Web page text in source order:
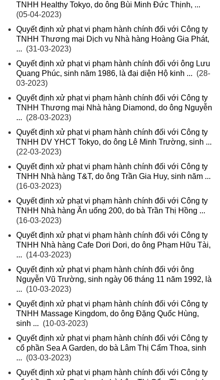
TNHH Healthy Tokyo, do ông Bùi Minh Đức Thịnh, ...
(05-04-2023)
Quyết định xử phạt vi phạm hành chính đối với Công ty
TNHH Thương mại Dịch vụ Nhà hàng Hoàng Gia Phát,
... (31-03-2023)
Quyết định xử phạt vi phạm hành chính đối với ông Lưu
Quang Phúc, sinh năm 1986, là đại diện Hộ kinh ... (28-
03-2023)
Quyết định xử phạt vi phạm hành chính đối với Công ty
TNHH Thương mại Nhà hàng Diamond, do ông Nguyễn
... (28-03-2023)
Quyết định xử phạt vi phạm hành chính đối với Công ty
TNHH DV YHCT Tokyo, do ông Lê Minh Trường, sinh ...
(22-03-2023)
Quyết định xử phạt vi phạm hành chính đối với Công ty
TNHH Nhà hàng T&T, do ông Trần Gia Huy, sinh năm ...
(16-03-2023)
Quyết định xử phạt vi phạm hành chính đối với Công ty
TNHH Nhà hàng Ăn uống 200, do bà Trần Thị Hồng ...
(16-03-2023)
Quyết định xử phạt vi phạm hành chính đối với Công ty
TNHH Nhà hàng Cafe Dori Dori, do ông Phạm Hữu Tài,
... (14-03-2023)
Quyết định xử phạt vi phạm hành chính đối với ông
Nguyễn Vũ Trường, sinh ngày 06 tháng 11 năm 1992, là
... (10-03-2023)
Quyết định xử phạt vi phạm hành chính đối với Công ty
TNHH Massage Kingdom, do ông Đặng Quốc Hùng,
sinh ... (10-03-2023)
Quyết định xử phạt vi phạm hành chính đối với Công ty
cổ phần Sea A Garden, do bà Lâm Thị Cẩm Thoa, sinh
... (03-03-2023)
Quyết định xử phạt vi phạm hành chính đối với Công ty